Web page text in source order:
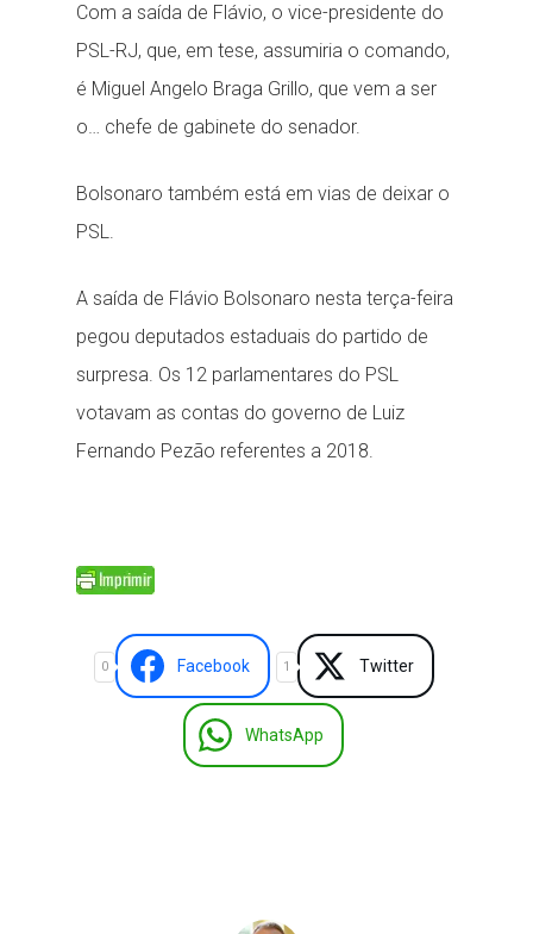
Com a saída de Flávio, o vice-presidente do
PSL-RJ, que, em tese, assumiria o comando,
é Miguel Angelo Braga Grillo, que vem a ser
o… chefe de gabinete do senador.
Bolsonaro também está em vias de deixar o
PSL.
A saída de Flávio Bolsonaro nesta terça-feira
pegou deputados estaduais do partido de
surpresa. Os 12 parlamentares do PSL
votavam as contas do governo de Luiz
Fernando Pezão referentes a 2018.
0 Facebook 1 Twitter
WhatsApp